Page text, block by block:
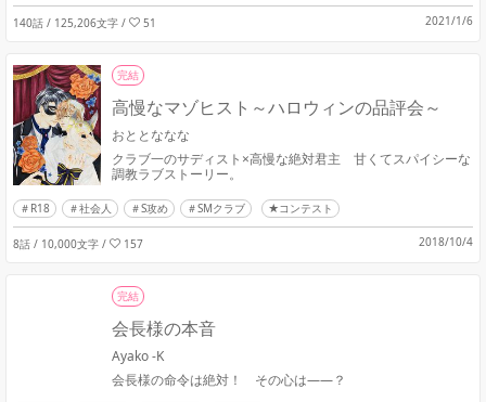
140話 / 125,206文字 / 51 2021/1/6
完結
高慢なマゾヒスト～ハロウィンの品評会～
おととななな
クラブ一のサディスト×高慢な絶対君主 甘くてスパイシーな
調教ラブストーリー。
R18 社会人 S攻め SMクラブ ★コンテスト
8話 / 10,000文字 / 157 2018/10/4
完結
会長様の本音
Ayako -K
会長様の命令は絶対！ その心は――？